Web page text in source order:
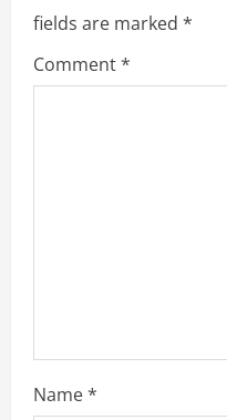
fields are marked *
Comment*
Name*